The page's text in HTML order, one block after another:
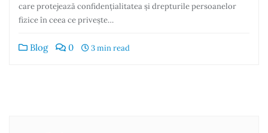
care protejează confidențialitatea și drepturile persoanelor
fizice în ceea ce privește…
Blog 0 3 min read